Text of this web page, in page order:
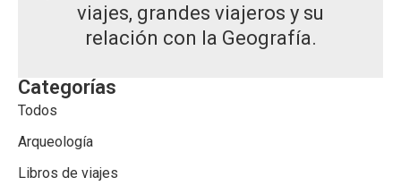
viajes, grandes viajeros y su
relación con la Geografía.
Categorías
Todos
Arqueología
Libros de viajes